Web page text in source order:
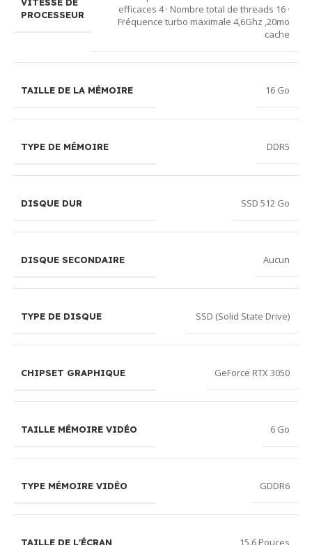
VITESSE DE
PROCESSEUR
efficaces 4 · Nombre total de threads 16 ·
Fréquence turbo maximale 4,6Ghz ,20mo
cache
TAILLE DE LA MÉMOIRE 16 Go
TYPE DE MÉMOIRE DDR5
DISQUE DUR SSD 512 Go
DISQUE SECONDAIRE Aucun
TYPE DE DISQUE SSD (Solid State Drive)
CHIPSET GRAPHIQUE GeForce RTX 3050
TAILLE MÉMOIRE VIDÉO 6 Go
TYPE MÉMOIRE VIDÉO GDDR6
TAILLE DE L'ÉCRAN